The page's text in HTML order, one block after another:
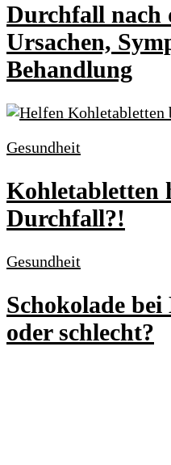
Durchfall nach
Ursachen,
Behandlung
Gesundheit
Kohletabletten
Durchfall?!
Gesundheit
Schokolade
oder schlecht?